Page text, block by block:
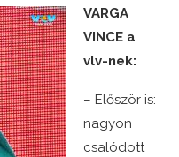
VARGA
VINCE a
vlv-nek:
– Először is:
nagyon
csalódott